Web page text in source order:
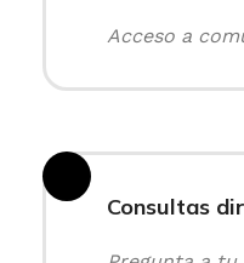
Acceso a
Consultas